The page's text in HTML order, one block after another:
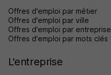
Offres d'emploi par métier
Offres d'emploi par ville
Offres d'emploi par entreprise
Offres d'emploi par mots clés
L'entreprise